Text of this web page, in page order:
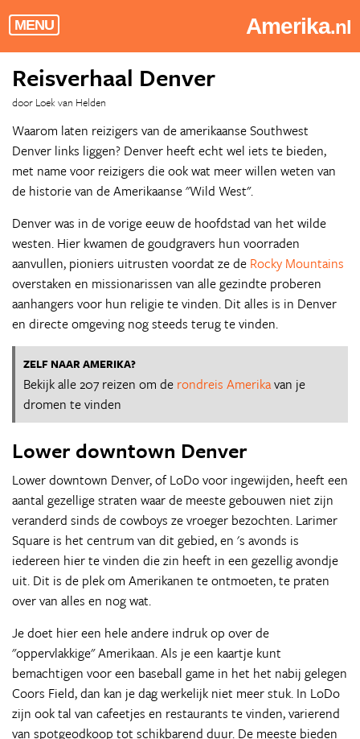
MENU Amerika.nl
Reisverhaal Denver
door Loek van Helden
Waarom laten reizigers van de amerikaanse Southwest
Denver links liggen? Denver heeft echt wel iets te bieden,
met name voor reizigers die ook wat meer willen weten van
de historie van de Amerikaanse "Wild West".
Denver was in de vorige eeuw de hoofdstad van het wilde
westen. Hier kwamen de goudgravers hun voorraden
aanvullen, pioniers uitrusten voordat ze de Rocky Mountains
overstaken en missionarissen van alle gezindte proberen
aanhangers voor hun religie te vinden. Dit alles is in Denver
en directe omgeving nog steeds terug te vinden.
ZELF NAAR AMERIKA?
Bekijk alle 207 reizen om de rondreis Amerikavan je
dromen te vinden
Lower downtown Denver
Lower downtown Denver, of LoDo voor ingewijden, heeft een
aantal gezellige straten waar de meeste gebouwen niet zijn
veranderd sinds de cowboys ze vroeger bezochten. Larimer
Square is het centrum van dit gebied, en 's avonds is
iedereen hier te vinden die zin heeft in een gezellig avondje
uit. Dit is de plek om Amerikanen te ontmoeten, te praten
over van alles en nog wat.
Je doet hier een hele andere indruk op over de
"oppervlakkige" Amerikaan. Als je een kaartje kunt
bemachtigen voor een baseball game in het het nabij gelegen
Coors Field, dan kan je dag werkelijk niet meer stuk. In LoDo
zijn ook tal van cafeetjes en restaurants te vinden, varierend
van spotgeodkoop tot schikbarend duur. De meeste bieden